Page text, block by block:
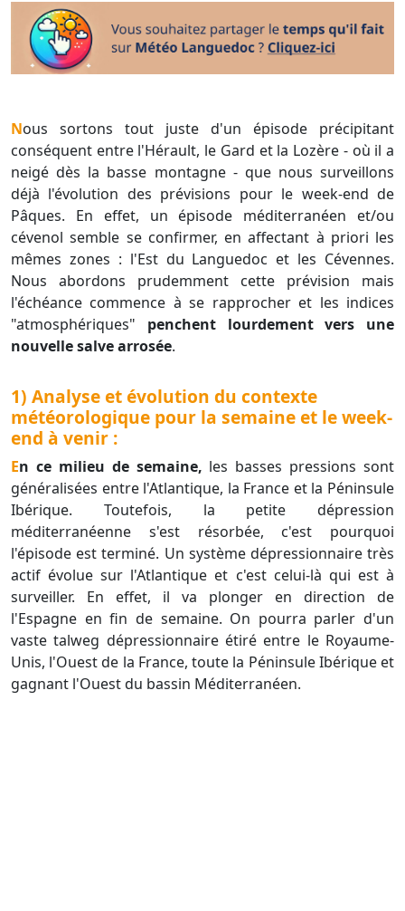
Nous sortons tout juste d'un épisode précipitant
conséquent entre l'Hérault, le Gard et la Lozère - où il a
neigé dès la basse montagne - que nous surveillons
déjà l'évolution des prévisions pour le week-end de
Pâques. En effet, un épisode méditerranéen et/ou
cévenol semble se confirmer, en affectant à priori les
mêmes zones : l'Est du Languedoc et les Cévennes.
Nous abordons prudemment cette prévision mais
l'échéance commence à se rapprocher et les indices
"atmosphériques" penchent lourdement vers une
nouvelle salve arrosée.
1) Analyse et évolution du contexte
météorologique pour la semaine et le week-
end à venir :
En ce milieu de semaine, les basses pressions sont
généralisées entre l'Atlantique, la France et la Péninsule
Ibérique. Toutefois, la petite dépression
méditerranéenne s'est résorbée, c'est pourquoi
l'épisode est terminé. Un système dépressionnaire très
actif évolue sur l'Atlantique et c'est celui-là qui est à
surveiller. En effet, il va plonger en direction de
l'Espagne en fin de semaine. On pourra parler d'un
vaste talweg dépressionnaire étiré entre le Royaume-
Unis, l'Ouest de la France, toute la Péninsule Ibérique et
gagnant l'Ouest du bassin Méditerranéen.